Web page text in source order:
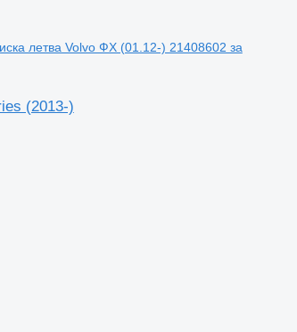
летва Volvo ФХ (01.12-) 21408602 за
(2013-)